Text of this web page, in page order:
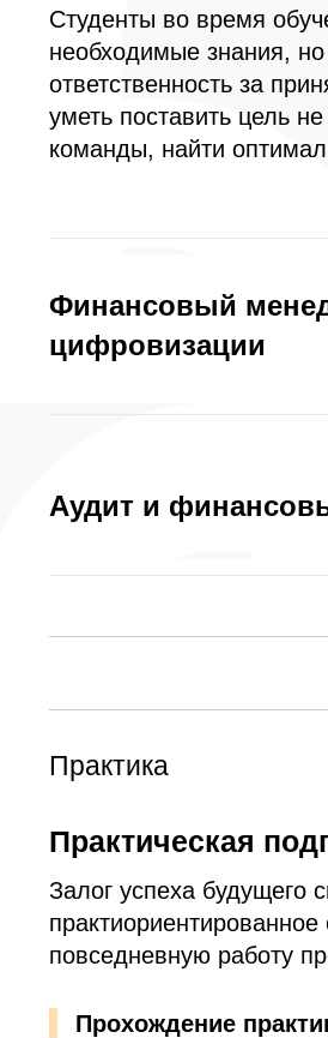
Студенты во время
необходимые знания,
ответственность за
уметь поставить цель
команды, найти
Финансовый
цифровизации
Аудит и
Практика
Практическая
Залог успеха будущего
повседневную работу
Прохождение